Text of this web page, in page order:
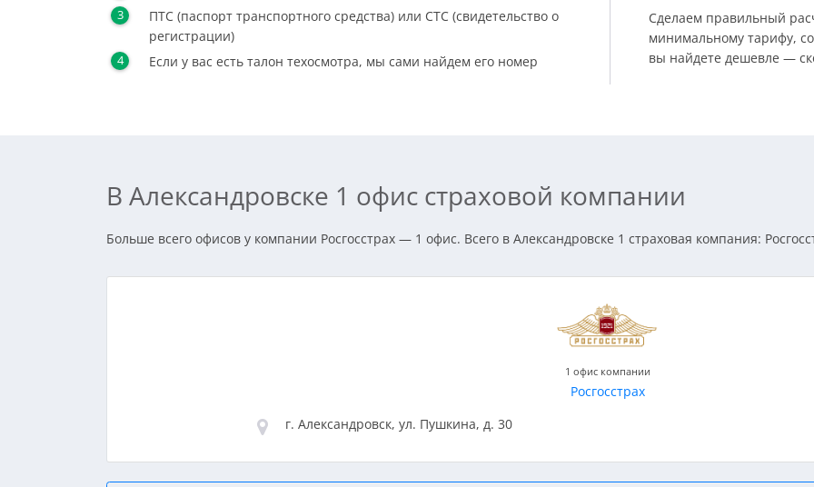
ПТС (паспорт транспортного средства) или СТС (свидетельство о
регистрации)
Если у вас есть талон техосмотра, мы сами найдем его номер
Сделаем правильный
минимальному тарифу,
вы найдете дешевле —
В Александровске 1 офис страховой компании
Больше всего офисов у компании Росгосстрах — 1 офис. Всего в Александровске 1 страховая компания:
1 офис компании
Росгосстрах
г. Александровск, ул. Пушкина, д. 30